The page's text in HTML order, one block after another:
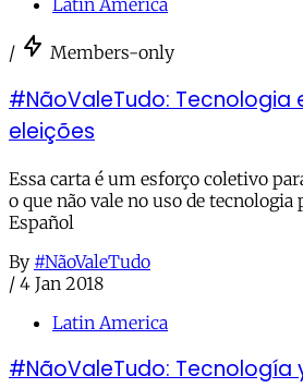
Latin America
/ Members-only
#NãoValeTudo: Tecnologia
eleições
Essa carta é um esforço coletivo
o que não vale no uso de
Español
By #NãoValeTudo
/ 4 Jan 2018
Latin America
#NãoValeTudo: Tecnología